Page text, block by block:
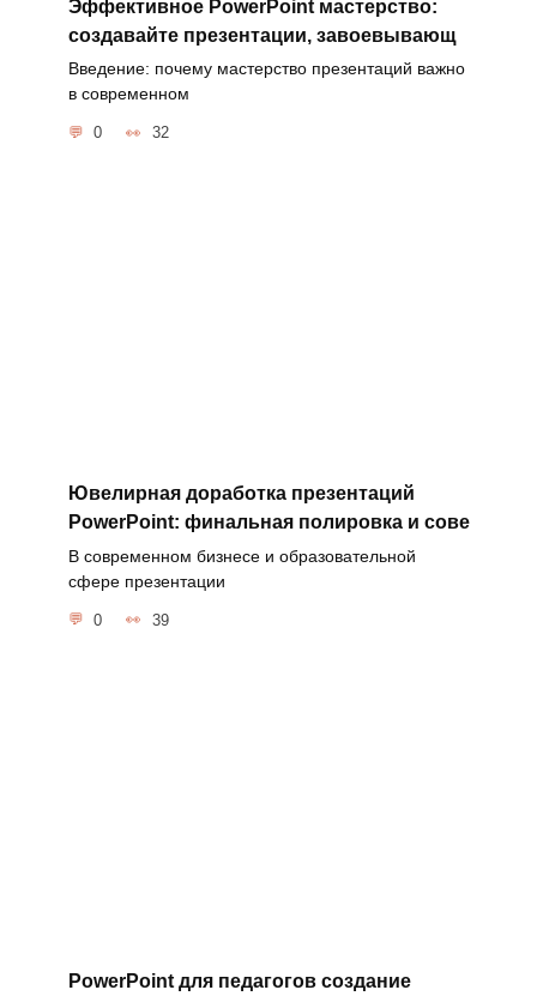
Эффективное PowerPoint мастерство:
создавайте презентации, завоевывающ
Введение: почему мастерство презентаций важно
в современном
0 32
Ювелирная доработка презентаций
PowerPoint: финальная полировка и сове
В современном бизнесе и образовательной
сфере презентации
0 39
PowerPoint для педагогов создание